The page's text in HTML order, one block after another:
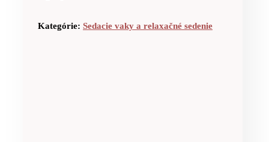
Kategórie: Sedacie vaky a relaxačné sedenie